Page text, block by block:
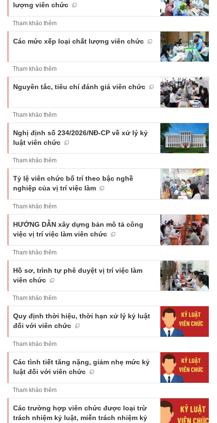
lượng viên chức
Tham khảo thêm
Các mức xếp loại chất lượng viên chức
Tham khảo thêm
Nguyên tắc, tiêu chí đánh giá viên chức
Tham khảo thêm
Nghị định số 234/2026/NĐ-CP về xử lý kỷ
luật viên chức
Tham khảo thêm
Tỷ lệ viên chức bố trí theo bậc nghề
nghiệp của vị trí việc làm
Tham khảo thêm
HƯỚNG DẪN xây dựng bản mô tả công
việc vị trí việc làm viên chức
Tham khảo thêm
Hồ sơ, trình tự phê duyệt vị trí việc làm
viên chức
Tham khảo thêm
Quy định thời hiệu, thời hạn xử lý kỷ luật
đối với viên chức
Tham khảo thêm
Các tình tiết tăng nặng, giảm nhẹ mức kỷ
luật đối với viên chức
Tham khảo thêm
Các trường hợp viên chức được loại trừ
trách nhiệm kỷ luật, miễn trách nhiệm kỷ